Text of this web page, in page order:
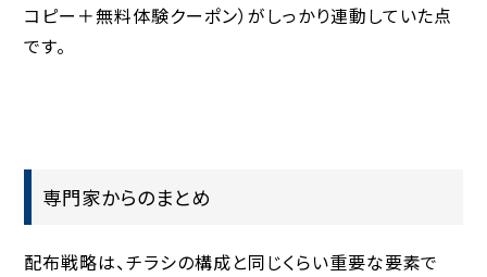
コピー＋無料体験クーポン）がしっかり連動していた点
です。
専門家からのまとめ
配布戦略は、チラシの構成と同じくらい重要な要素で